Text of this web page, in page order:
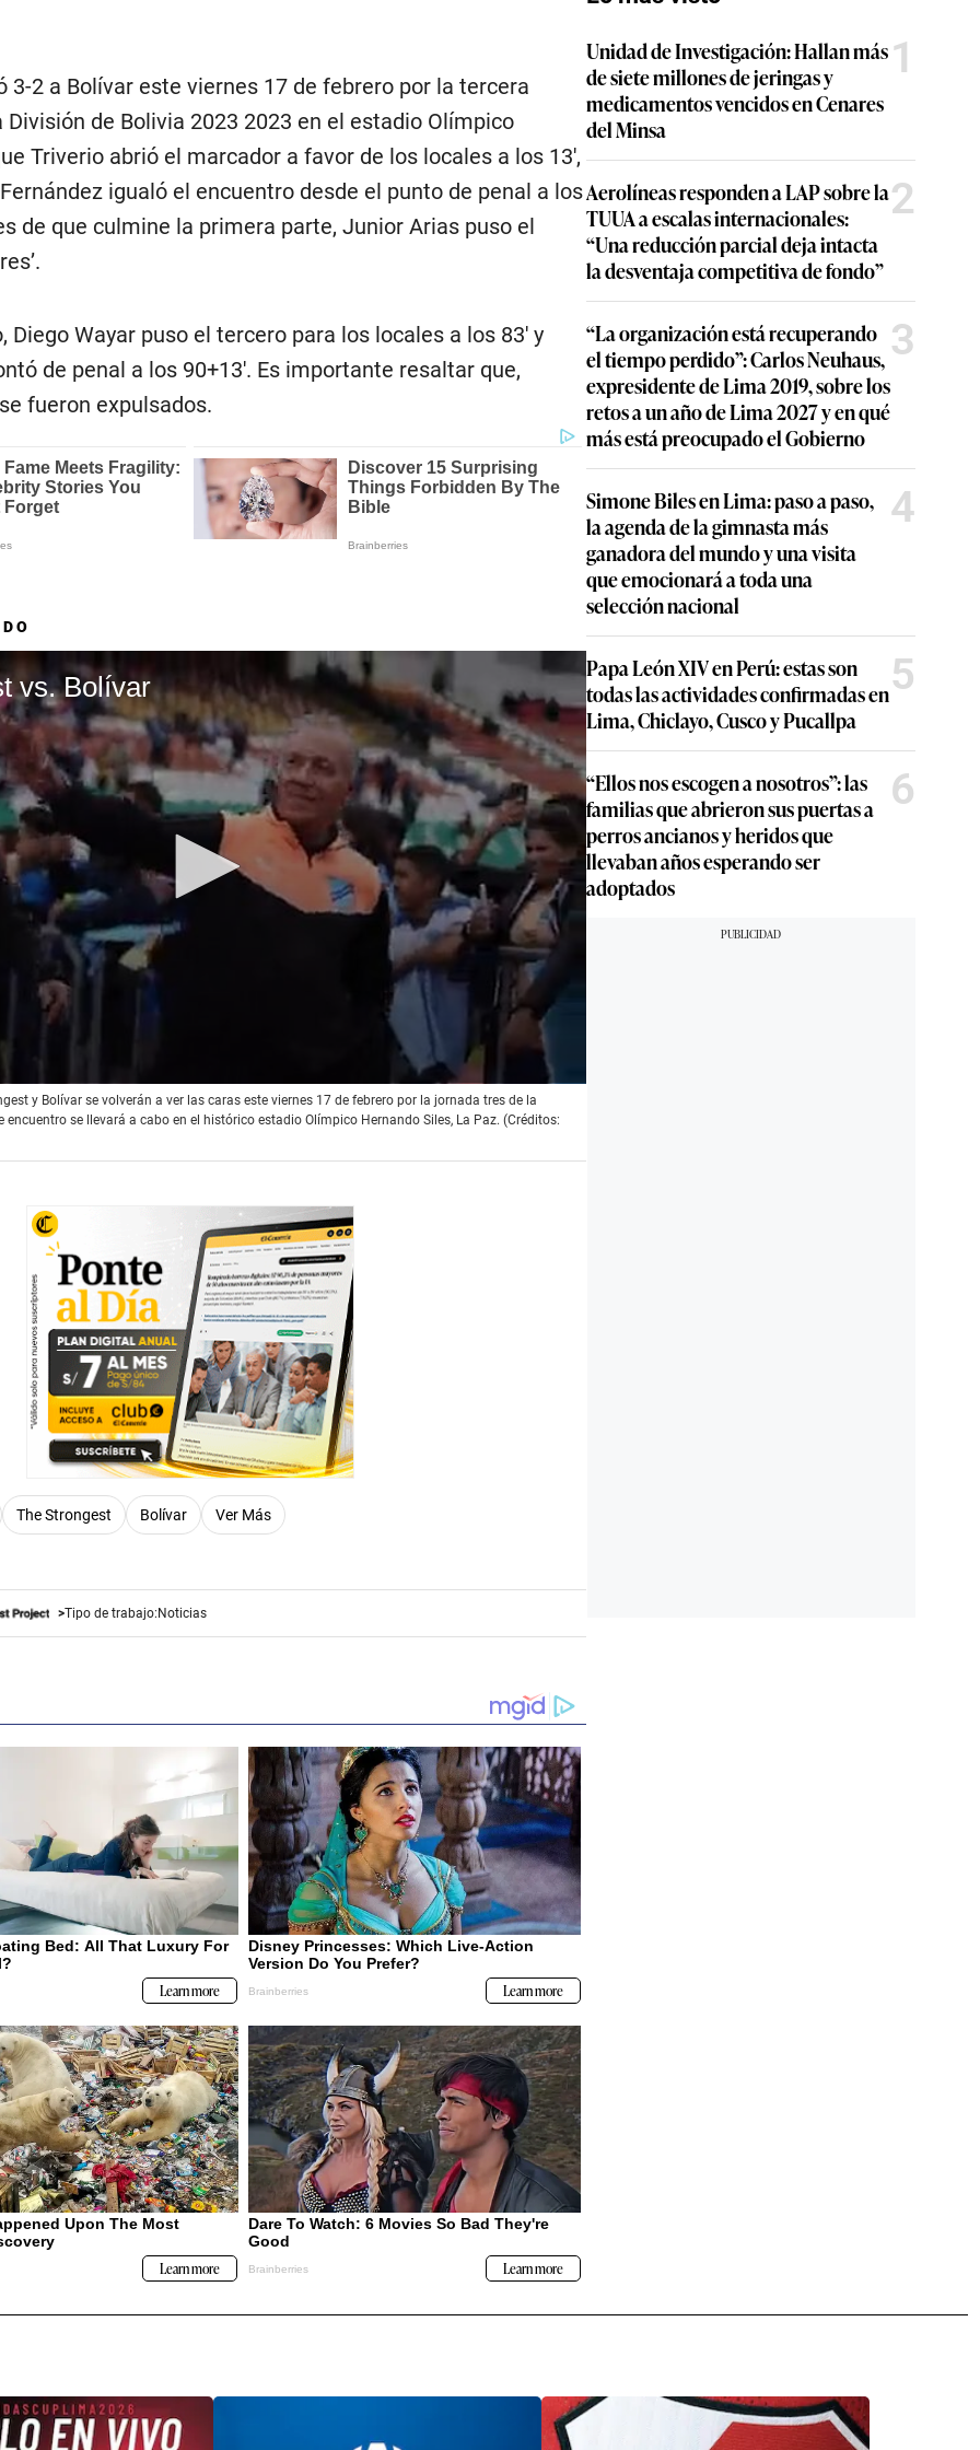
3-2 a Bolívar este viernes 17 de febrero por la tercera
de Bolivia 2023 2023 en el estadio Olímpico
Triverio abrió el marcador a favor de los locales a los 13′,
igualó el encuentro desde el punto de penal a los
de que culmine la primera parte, Junior Arias puso el
Diego Wayar puso el tercero para los locales a los 83′ y
de penal a los 90+13′. Es importante resaltar que,
fueron expulsados.
vs. Bolívar
y Bolívar se volverán a ver las caras este viernes 17 de febrero por la jornada tres de la
encuentro se llevará a cabo en el histórico estadio Olímpico Hernando Siles, La Paz. (Créditos:
The Strongest Bolívar Ver Más
Tipo de trabajo: Noticias
Unidad de Investigación: Hallan más
de siete millones de jeringas y
medicamentos vencidos en Cenares
del Minsa
1
Aerolíneas responden a LAP sobre la
TUUA a escalas internacionales:
“Una reducción parcial deja intacta
la desventaja competitiva de fondo”
2
“La organización está recuperando
el tiempo perdido”: Carlos Neuhaus,
expresidente de Lima 2019, sobre los
retos a un año de Lima 2027 y en qué
más está preocupado el Gobierno
3
Simone Biles en Lima: paso a paso,
la agenda de la gimnasta más
ganadora del mundo y una visita
que emocionará a toda una
selección nacional
4
Papa León XIV en Perú: estas son
todas las actividades confirmadas en
Lima, Chiclayo, Cusco y Pucallpa
5
“Ellos nos escogen a nosotros”: las
familias que abrieron sus puertas a
perros ancianos y heridos que
llevaban años esperando ser
adoptados
6